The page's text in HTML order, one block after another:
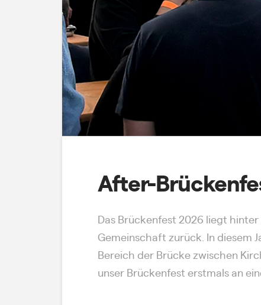
After-
Das Brückenfest 2026 liegt
Gemeinschaft zurück. In diesem
Bereich der Brücke zwischen
unser Brückenfest erstmals an